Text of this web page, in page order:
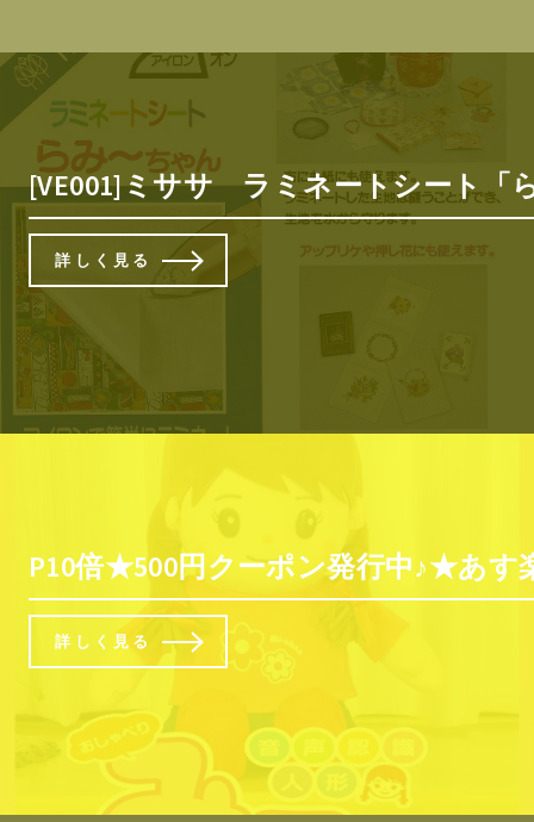
[VE001]ミササ ラミネートシート「
詳しく見る
P10倍★500円クーポン発行中♪★あ
詳しく見る